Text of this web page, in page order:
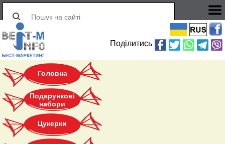
Поділитись
Головна
Подарункові
набори
Цукерки